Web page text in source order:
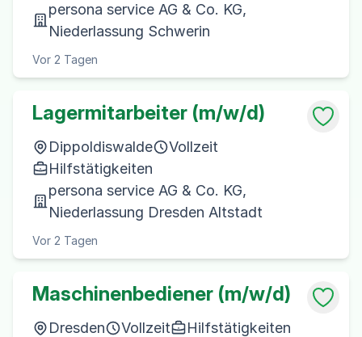
persona service AG & Co. KG,
Niederlassung Schwerin
Vor 2 Tagen
Lagermitarbeiter (m/w/d)
Dippoldiswalde
Vollzeit
Hilfstätigkeiten
persona service AG & Co. KG,
Niederlassung Dresden Altstadt
Vor 2 Tagen
Maschinenbediener (m/w/d)
Dresden Vollzeit
Hilfstätigkeiten